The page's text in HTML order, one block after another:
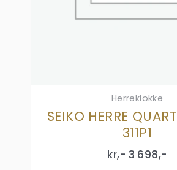
Herreklokke
SEIKO HERRE
311P1
kr,- 3 698,-